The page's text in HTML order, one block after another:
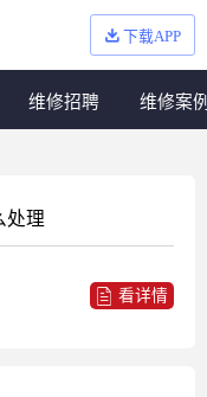
下载APP
维修招聘 维修案
处理
看详情